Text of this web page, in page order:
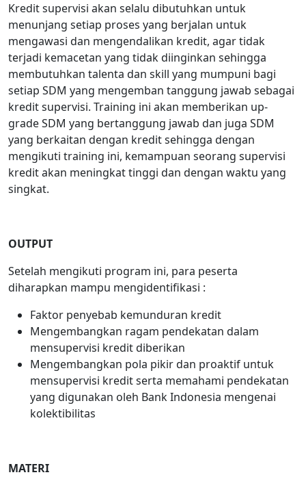
Kredit supervisi akan selalu dibutuhkan untuk
menunjang setiap proses yang berjalan untuk
mengawasi dan mengendalikan kredit, agar tidak
terjadi kemacetan yang tidak diinginkan sehingga
membutuhkan talenta dan skill yang mumpuni bagi
setiap SDM yang mengemban tanggung jawab sebagai
kredit supervisi. Training ini akan memberikan up-
grade SDM yang bertanggung jawab dan juga SDM
yang berkaitan dengan kredit sehingga dengan
mengikuti training ini, kemampuan seorang supervisi
kredit akan meningkat tinggi dan dengan waktu yang
singkat.
OUTPUT
Setelah mengikuti program ini, para peserta
diharapkan mampu mengidentifikasi :
Faktor penyebab kemunduran kredit
Mengembangkan ragam pendekatan dalam
mensupervisi kredit diberikan
Mengembangkan pola pikir dan proaktif untuk
mensupervisi kredit serta memahami pendekatan
yang digunakan oleh Bank Indonesia mengenai
kolektibilitas
MATERI